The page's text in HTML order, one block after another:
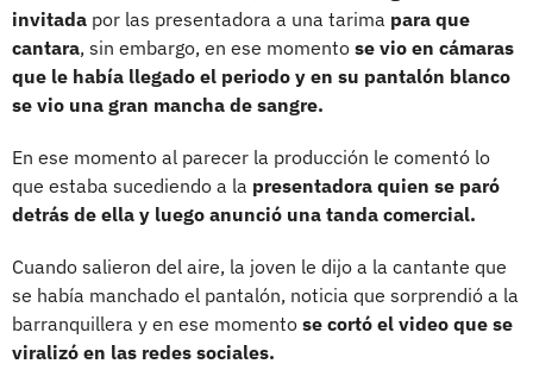
invitada por las presentadora a una tarima para que
cantara, sin embargo, en ese momento se vio en cámaras
que le había llegado el periodo y en su pantalón blanco
se vio una gran mancha de sangre.
En ese momento al parecer la producción le comentó lo
que estaba sucediendo a la presentadora quien se paró
detrás de ella y luego anunció una tanda comercial.
Cuando salieron del aire, la joven le dijo a la cantante que
se había manchado el pantalón, noticia que sorprendió a la
barranquillera y en ese momento se cortó el video que se
viralizó en las redes sociales.